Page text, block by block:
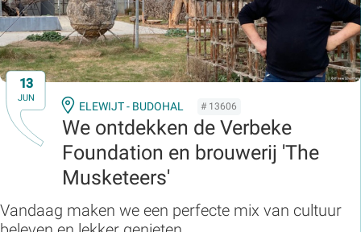
13
JUN
ELEWIJT - BUDOHAL # 13606
We ontdekken de Verbeke
Foundation en brouwerij 'The
Musketeers'
Vandaag maken we een perfecte mix van cultuur